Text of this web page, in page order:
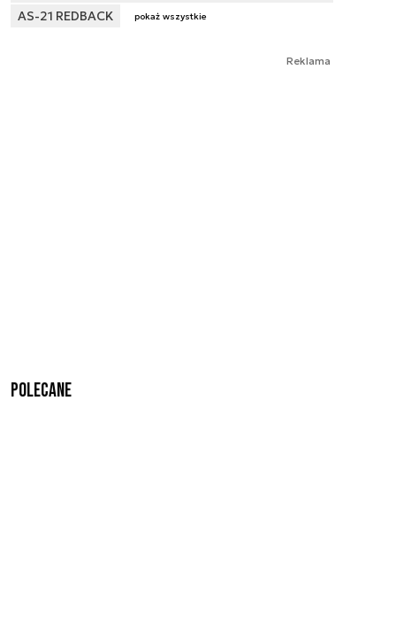
AS-21 REDBACK
pokaż wszystkie
Reklama
Polecane